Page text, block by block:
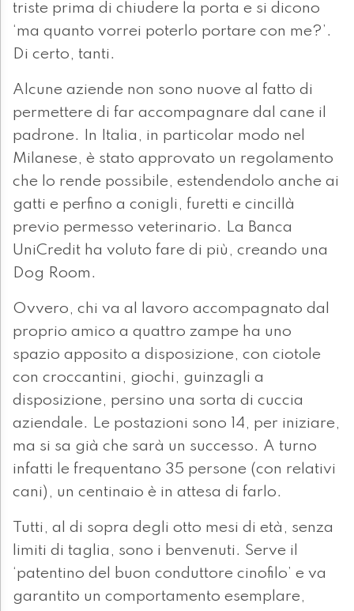
triste prima di chiudere la porta e si dicono
‘ma quanto vorrei poterlo portare con me?’.
Di certo, tanti.
Alcune aziende non sono nuove al fatto di
permettere di far accompagnare dal cane il
padrone. In Italia, in particolar modo nel
Milanese, è stato approvato un regolamento
che lo rende possibile, estendendolo anche ai
gatti e perfino a conigli, furetti e cincillà
previo permesso veterinario. La Banca
UniCredit ha voluto fare di più, creando una
Dog Room.
Ovvero, chi va al lavoro accompagnato dal
proprio amico a quattro zampe ha uno
spazio apposito a disposizione, con ciotole
con croccantini, giochi, guinzagli a
disposizione, persino una sorta di cuccia
aziendale. Le postazioni sono 14, per iniziare,
ma si sa già che sarà un successo. A turno
infatti le frequentano 35 persone (con relativi
cani), un centinaio è in attesa di farlo.
Tutti, al di sopra degli otto mesi di età, senza
limiti di taglia, sono i benvenuti. Serve il
‘patentino del buon conduttore cinofilo’ e va
garantito un comportamento esemplare,